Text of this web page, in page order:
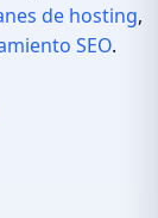
de hosting,
SEO.